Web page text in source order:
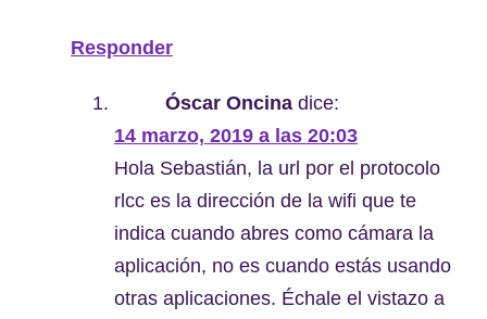
Responder
Óscar Oncina dice:
14 marzo, 2019 a las 20:03
Hola Sebastián, la url por el protocolo
rlcc es la dirección de la wifi que te
indica cuando abres como cámara la
aplicación, no es cuando estás usando
otras aplicaciones. Échale el vistazo a